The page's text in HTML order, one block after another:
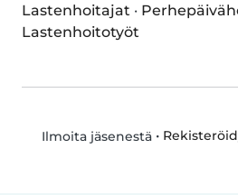
Lastenhoitajat ·
Lastenhoitotyöt
Ilmoita jäsenestä•